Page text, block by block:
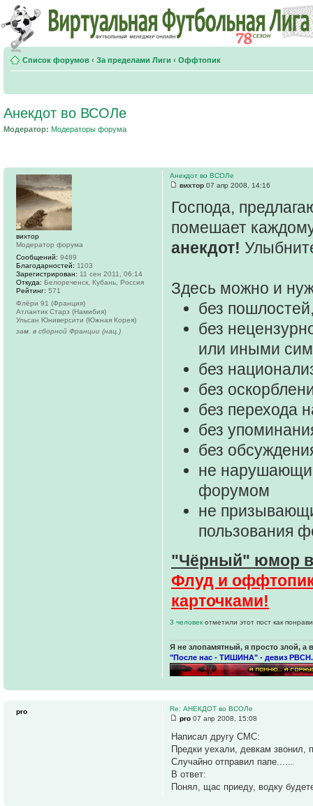
Список форумов ‹ За пределами Лиги ‹ Оффтопик
Анекдот во ВСОЛе
Модератор: Модераторы форума
Анекдот во ВСОЛе
вихтор 07 апр 2008, 14:16
Господа,
помешает
анекдот!
Здесь можно и
без
без
или иными
без
без
без перехода
без
без
не
форумом
не
пользования
"Чёрный" юмор в
Флуд и оффтопик
карточками!
3 человек отметили этот пост как
Я не злопамятный, я просто злой, а
"После нас - ТИШИНА" - девиз РВСН.
вихтор
Модератор форума
Сообщений: 9489
Благодарностей: 1103
Зарегистрирован: 11 сен 2011, 06:14
Откуда: Белореченск, Кубань, Россия
Рейтинг: 571
Флёри 91 (Франция)
Атлантик Старз (Намибия)
Ульсан Юниверсити (Южная Корея)
зам. в сборной Франции (нац.)
Re: АНЕКДОТ во ВСОЛе
pro 07 апр 2008, 15:08
Написал другу СМС:
Предки уехали, девкам звонил,
Случайно отправил папе......
В ответ:
Понял, щас приеду, водку
pro